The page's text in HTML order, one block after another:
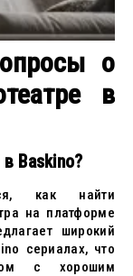
о
в
Baskino?
как найти
на платформе
широкий
сериалах, что
с хорошим